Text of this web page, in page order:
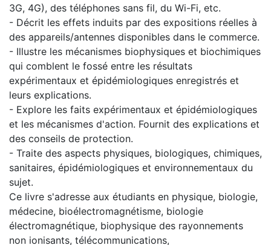
3G, 4G), des téléphones sans fil, du Wi-Fi, etc.
- Décrit les effets induits par des expositions réelles à
des appareils/antennes disponibles dans le commerce.
- Illustre les mécanismes biophysiques et biochimiques
qui comblent le fossé entre les résultats
expérimentaux et épidémiologiques enregistrés et
leurs explications.
- Explore les faits expérimentaux et épidémiologiques
et les mécanismes d'action. Fournit des explications et
des conseils de protection.
- Traite des aspects physiques, biologiques, chimiques,
sanitaires, épidémiologiques et environnementaux du
sujet.
Ce livre s'adresse aux étudiants en physique, biologie,
médecine, bioélectromagnétisme, biologie
électromagnétique, biophysique des rayonnements
non ionisants, télécommunications,